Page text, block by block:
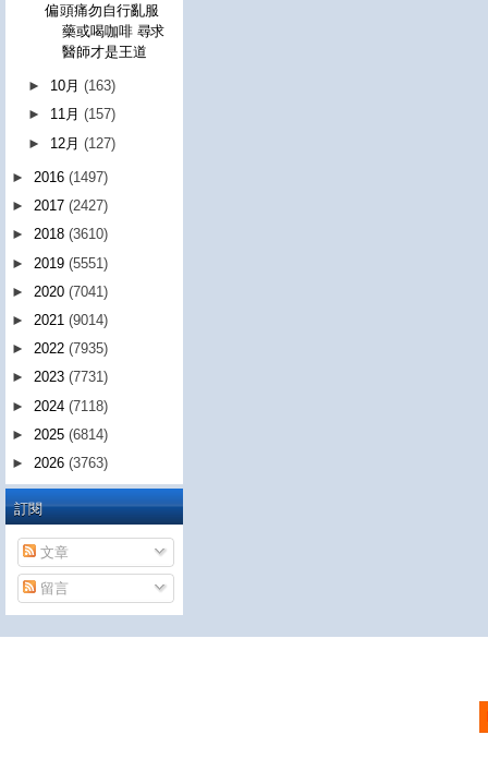
偏頭痛勿自行亂服
藥或喝咖啡 尋求
醫師才是王道
► 10月(163)
► 11月(157)
► 12月(127)
► 2016 (1497)
► 2017 (2427)
► 2018 (3610)
► 2019 (5551)
► 2020 (7041)
► 2021 (9014)
► 2022 (7935)
► 2023 (7731)
► 2024 (7118)
► 2025 (6814)
► 2026 (3763)
訂閱
文章
留言